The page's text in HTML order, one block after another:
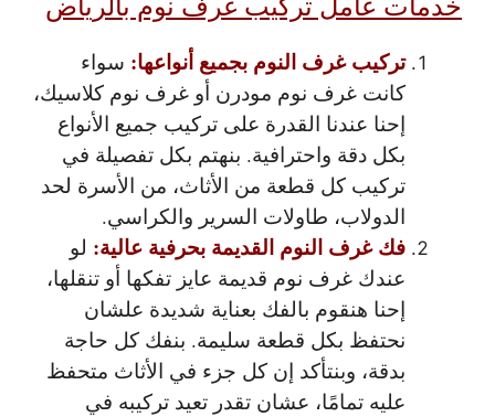
تركيب غرف النوم بجميع أنواعها: سواء
كانت غرف نوم مودرن أو غرف نوم كلاسيك،
إحنا عندنا القدرة على تركيب جميع الأنواع
بكل دقة واحترافية. بنهتم بكل تفصيلة في
تركيب كل قطعة من الأثاث، من الأسرة لحد
الدولاب، طاولات السرير والكراسي.
فك غرف النوم القديمة بحرفية عالية: لو
عندك غرف نوم قديمة عايز تفكها أو تنقلها،
إحنا هنقوم بالفك بعناية شديدة علشان
نحتفظ بكل قطعة سليمة. بنفك كل حاجة
بدقة، وبنتأكد إن كل جزء في الأثاث متحفظ
عليه تمامًا، عشان تقدر تعيد تركيبه في